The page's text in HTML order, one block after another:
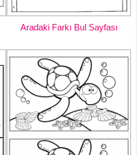
Aradaki Farkı Bul Sayfası